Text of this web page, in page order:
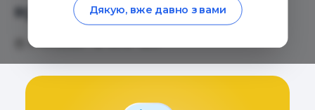
вдома
27.04.2020
Дякую, вже давно з вами